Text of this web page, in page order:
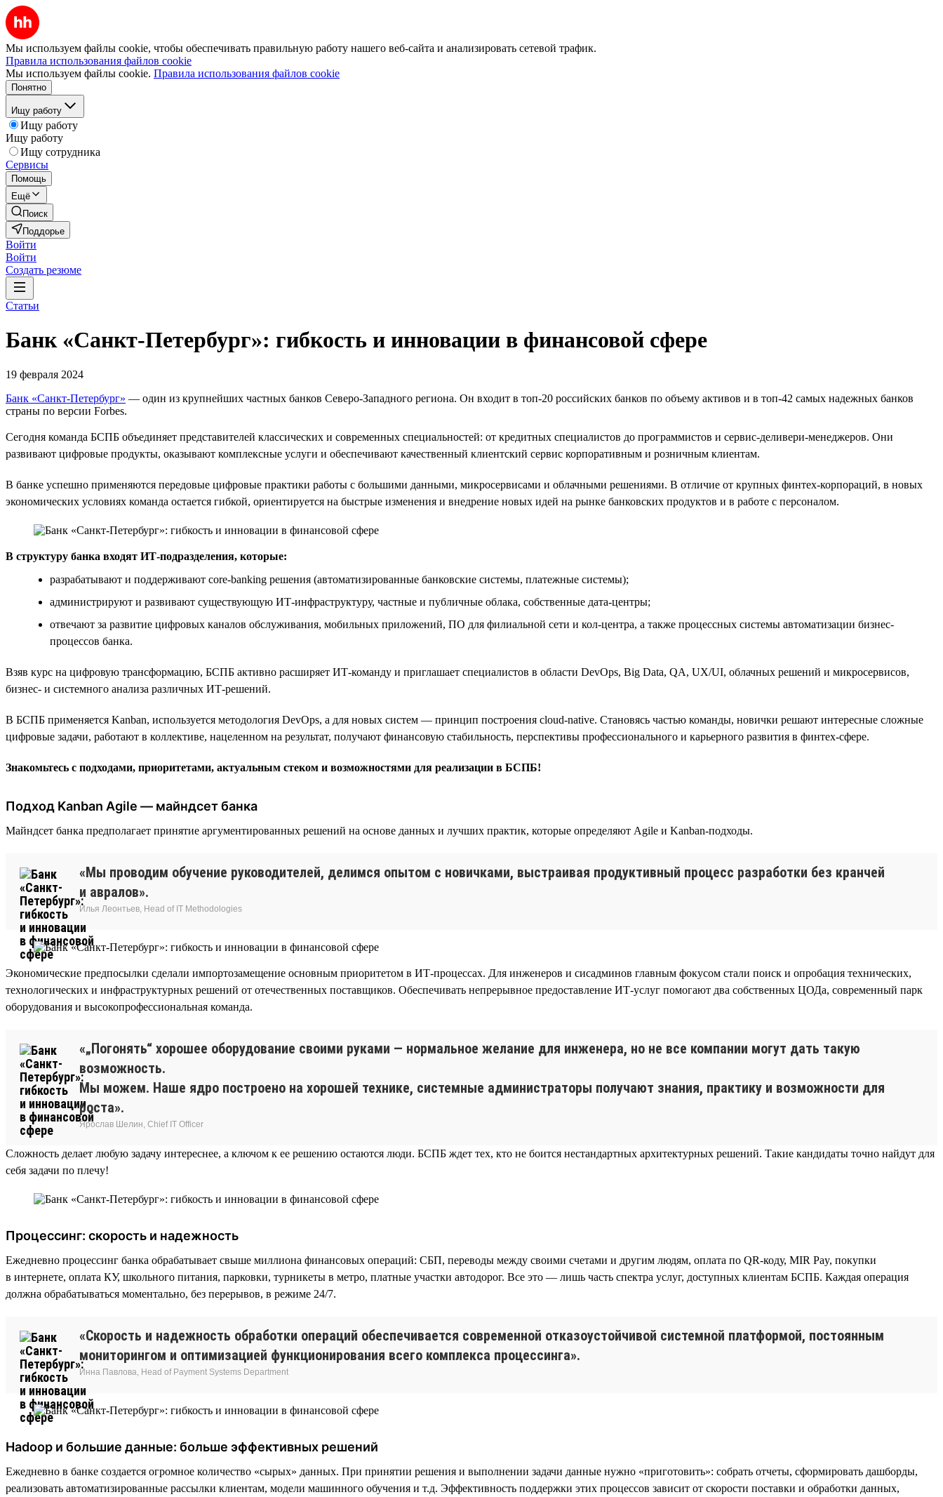
Мы используем файлы cookie, чтобы обеспечивать правильную работу нашего веб-сайта и анализировать сетевой трафик.
Правила использования файлов cookie
Мы используем файлы cookie. Правила использования файлов cookie
Понятно
Ищу работу
Ищу работу
Ищу работу
Ищу сотрудника
Сервисы
Помощь
Ещё
Поиск
Поддорье
Войти
Войти
Создать резюме
Статьи
Банк «Санкт-Петербург»: гибкость и инновации в финансовой сфере
19 февраля 2024
Банк «Санкт-Петербург» — один из крупнейших частных банков Северо-Западного региона. Он входит в топ-20 российских банков по объему активов и в топ-42 самых надежных банков
страны по версии Forbes.
Сегодня команда БСПБ объединяет представителей классических и современных специальностей: от кредитных специалистов до программистов и сервис-деливери-менеджеров. Они
развивают цифровые продукты, оказывают комплексные услуги и обеспечивают качественный клиентский сервис корпоративным и розничным клиентам.
В банке успешно применяются передовые цифровые практики работы с большими данными, микросервисами и облачными решениями. В отличие от крупных финтех-корпораций, в новых
экономических условиях команда остается гибкой, ориентируется на быстрые изменения и внедрение новых идей на рынке банковских продуктов и в работе с персоналом.
В структуру банка входят ИТ-подразделения, которые:
разрабатывают и поддерживают core-banking решения (автоматизированные банковские системы, платежные системы);
администрируют и развивают существующую ИТ-инфраструктуру, частные и публичные облака, собственные дата-центры;
отвечают за развитие цифровых каналов обслуживания, мобильных приложений, ПО для филиальной сети и кол-центра, а также процессных системы автоматизации бизнес-
процессов банка.
Взяв курс на цифровую трансформацию, БСПБ активно расширяет ИТ-команду и приглашает специалистов в области DevOps, Big Data, QA, UX/UI, облачных решений и микросервисов,
бизнес- и системного анализа различных ИТ-решений.
В БСПБ применяется Kanban, используется методология DevOps, а для новых систем — принцип построения cloud-native. Становясь частью команды, новички решают интересные сложные
цифровые задачи, работают в коллективе, нацеленном на результат, получают финансовую стабильность, перспективы профессионального и карьерного развития в финтех-сфере.
Знакомьтесь с подходами, приоритетами, актуальным стеком и возможностями для реализации в БСПБ!
Подход Kanban Agile — майндсет банка
Майндсет банка предполагает принятие аргументированных решений на основе данных и лучших практик, которые определяют Agile и Kanban-подходы.
«Мы проводим обучение руководителей, делимся опытом с новичками, выстраивая продуктивный процесс разработки без кранчей
и авралов».
Илья Леонтьев, Head of IT Methodologies
Экономические предпосылки сделали импортозамещение основным приоритетом в ИТ-процессах. Для инженеров и сисадминов главным фокусом стали поиск и опробация технических,
технологических и инфраструктурных решений от отечественных поставщиков. Обеспечивать непрерывное предоставление ИТ-услуг помогают два собственных ЦОДа, современный парк
оборудования и высокопрофессиональная команда.
«„Погонять“ хорошее оборудование своими руками — нормальное желание для инженера, но не все компании могут дать такую
возможность.
Мы можем. Наше ядро построено на хорошей технике, системные администраторы получают знания, практику и возможности для
роста».
Ярослав Шелин, Chief IT Officer
Сложность делает любую задачу интереснее, а ключом к ее решению остаются люди. БСПБ ждет тех, кто не боится нестандартных архитектурных решений. Такие кандидаты точно найдут для
себя задачи по плечу!
Процессинг: скорость и надежность
Ежедневно процессинг банка обрабатывает свыше миллиона финансовых операций: СБП, переводы между своими счетами и другим людям, оплата по QR-коду, MIR Pay, покупки
в интернете, оплата КУ, школьного питания, парковки, турникеты в метро, платные участки автодорог. Все это — лишь часть спектра услуг, доступных клиентам БСПБ. Каждая операция
должна обрабатываться моментально, без перерывов, в режиме 24/7.
«Скорость и надежность обработки операций обеспечивается современной отказоустойчивой системной платформой, постоянным
мониторингом и оптимизацией функционирования всего комплекса процессинга».
Инна Павлова, Head of Payment Systems Department
Hadoop и большие данные: больше эффективных решений
Ежедневно в банке создается огромное количество «сырых» данных. При принятии решения и выполнении задачи данные нужно «приготовить»: собрать отчеты, сформировать дашборды,
реализовать автоматизированные рассылки клиентам, модели машинного обучения и т.д. Эффективность поддержки этих процессов зависит от скорости поставки и обработки данных,